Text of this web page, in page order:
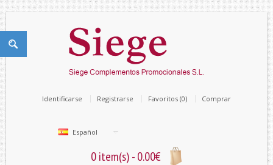
Español
Identificarse Registrarse Favoritos (0) Comprar
0 item(s) - 0.00€